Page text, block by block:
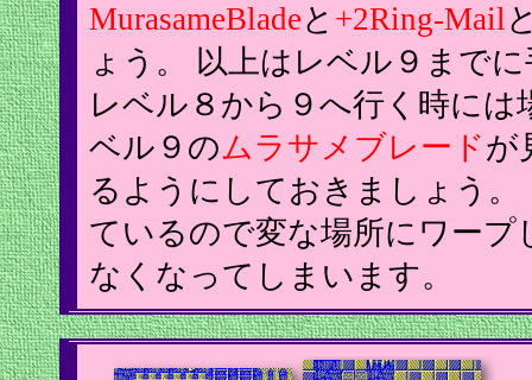
MurasameBladeと +2Ring-Mail
ょう。 以上はレベル９まで
レベル８から９へ行く時に
ベル９のムラサメブレードが
るようにしておきましょう
ているので変な場所にワー
なくなってしまいます。